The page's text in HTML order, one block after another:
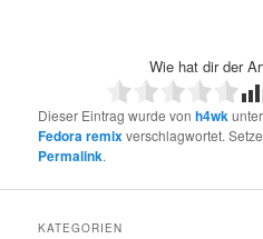
Wie hat dir der
Dieser Eintrag wurde vonh4wk
Fedora remixverschlagwortet.
Permalink.
KATEGORIEN